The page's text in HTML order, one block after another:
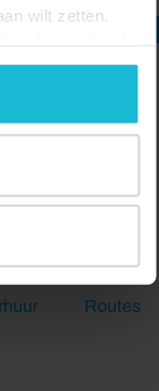
wilt zetten.
cookies via
Kids
Routes